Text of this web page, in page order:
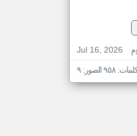
Jul 16, 2026
الصور: ٩